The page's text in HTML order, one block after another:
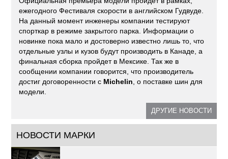
ежегодного Фестиваля скорости в английском Гудвуде.
На данный момент инженеры компании тестируют
спорткар в режиме закрытого парка. Информации о
новинке пока мало и достоверно известно лишь то, что
отдельные узлы и кузов будут производить в Канаде, а
финальная сборка пройдет в Мексике. Так же в
сообщении компании говорится, что производитель
достиг договоренности с Michelin , о поставке шин для
модели.
ДРУГИЕ НОВОСТИ
НОВОСТИ МАРКИ